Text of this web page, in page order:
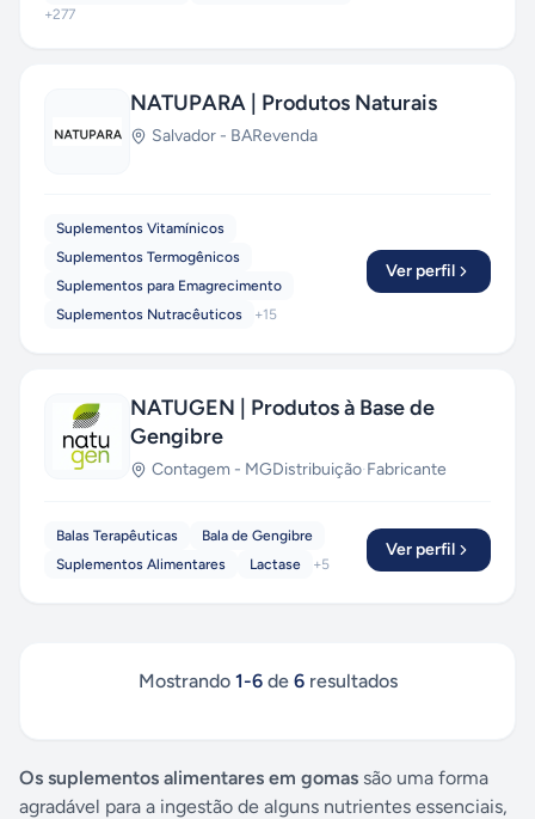
+277
NATUPARA | Produtos Naturais
Salvador - BARevenda
Suplementos Vitamínicos
Suplementos Termogênicos
Suplementos para Emagrecimento
Suplementos Nutracêuticos
+15
Ver perfil
NATUGEN | Produtos à Base de
Gengibre
Contagem - MGDistribuição·Fabricante
Balas Terapêuticas
Bala de Gengibre
Suplementos Alimentares
Lactase +5
Ver perfil
Mostrando 1-6de 6resultados
Os suplementos alimentares em gomas são uma forma
agradável para a ingestão de alguns nutrientes essenciais,